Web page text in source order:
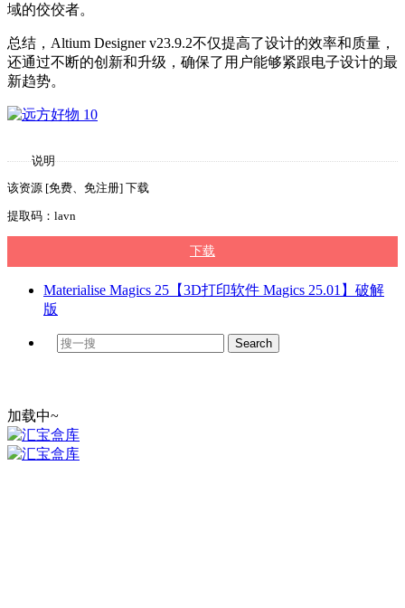
域的佼佼者。
总结，Altium Designer v23.9.2不仅提高了设计的效率和质量，
还通过不断的创新和升级，确保了用户能够紧跟电子设计的最
新趋势。
说明
该资源 [免费、免注册] 下载
提取码：lavn
下载
Materialise Magics 25【3D打印软件 Magics 25.01】破解
版
加载中~